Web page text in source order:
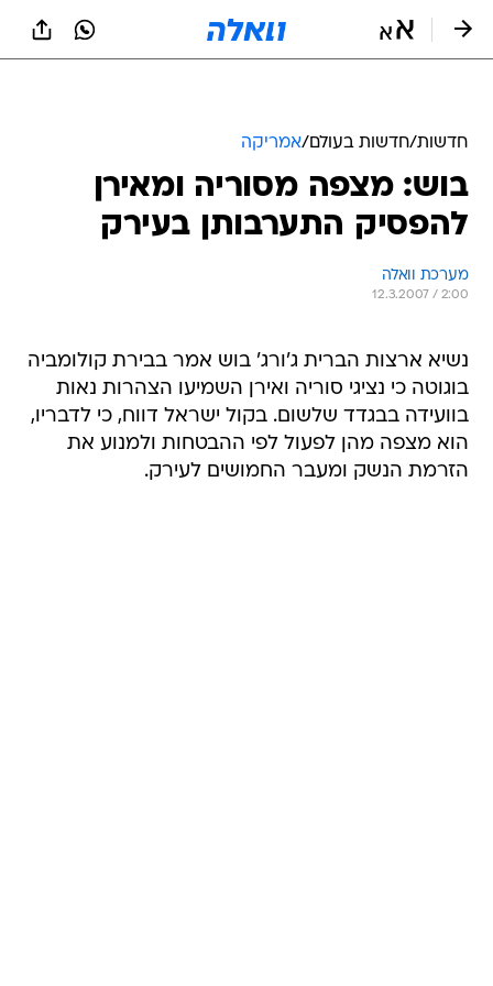
חדשות/חדשות בעולם/אמריקה
בוש: מצפה מסוריה ומאירן
להפסיק התערבותן בעירק
מערכת וואלה
12.3.2007 / 2:00
נשיא ארצות הברית ג'ורג' בוש אמר בבירת קולומביה
בוגוטה כי נציגי סוריה ואירן השמיעו הצהרות נאות
בוועידה בבגדד שלשום. בקול ישראל דווח, כי לדבריו,
הוא מצפה מהן לפעול לפי ההבטחות ולמנוע את
הזרמת הנשק ומעבר החמושים לעירק.